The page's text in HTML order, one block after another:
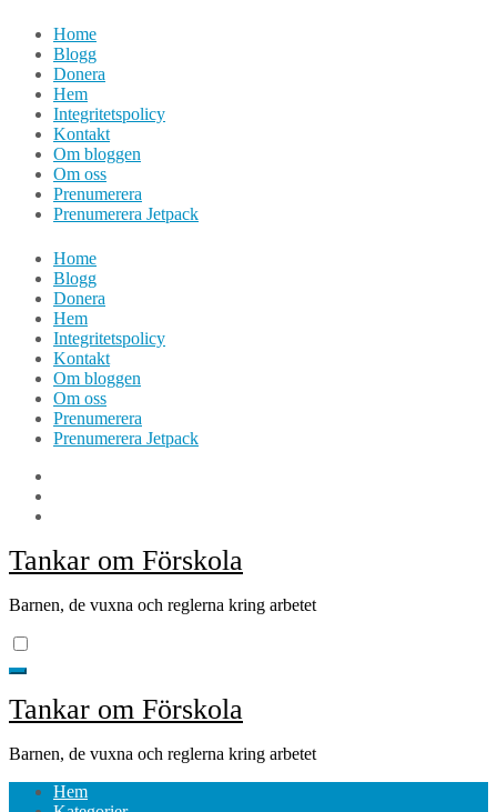
Hoppa
innehåll
Home
Blogg
Donera
Hem
Integritetspolicy
Kontakt
Om bloggen
Om oss
Prenumerera
Prenumerera Jetpack
Home
Blogg
Donera
Hem
Integritetspolicy
Kontakt
Om bloggen
Om oss
Prenumerera
Prenumerera Jetpack
Tankar om Förskola
Barnen, de vuxna och reglerna kring arbetet
Tankar om Förskola
Barnen, de vuxna och reglerna kring arbetet
Hem